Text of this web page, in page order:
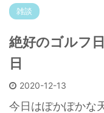
雑談
絶好のゴルフ
日
2020-12-13
今日はぽかぽかな